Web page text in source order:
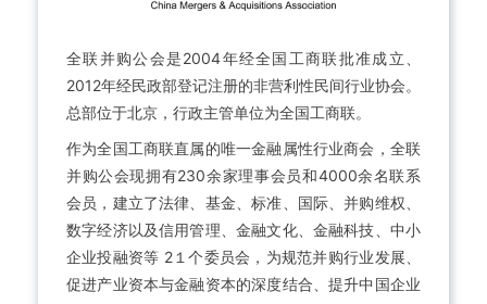
全联并购公会是2004年经全国工商联批准成立、
2012年经民政部登记注册的非营利性民间行业协会。
总部位于北京，行政主管单位为全国工商联。
作为全国工商联直属的唯一金融属性行业商会，全联
并购公会现拥有230余家理事会员和4000余名联系
会员，建立了法律、基金、标准、国际、并购维权、
数字经济以及信用管理、金融文化、金融科技、中小
企业投融资等 2１个委员会，为规范并购行业发展、
促进产业资本与金融资本的深度结合、提升中国企业